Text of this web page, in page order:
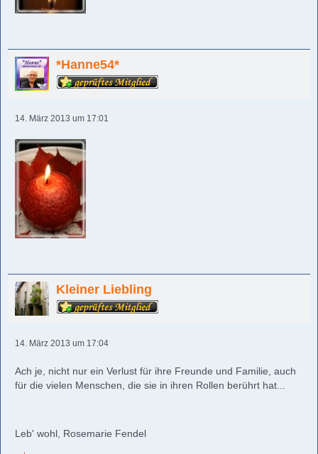
*Hanne54*
14. März 2013 um 17:01
Kleiner Liebling
14. März 2013 um 17:04
Ach je, nicht nur ein Verlust für ihre Freunde und Familie, auch
für die vielen Menschen, die sie in ihren Rollen berührt hat...
Leb' wohl, Rosemarie Fendel